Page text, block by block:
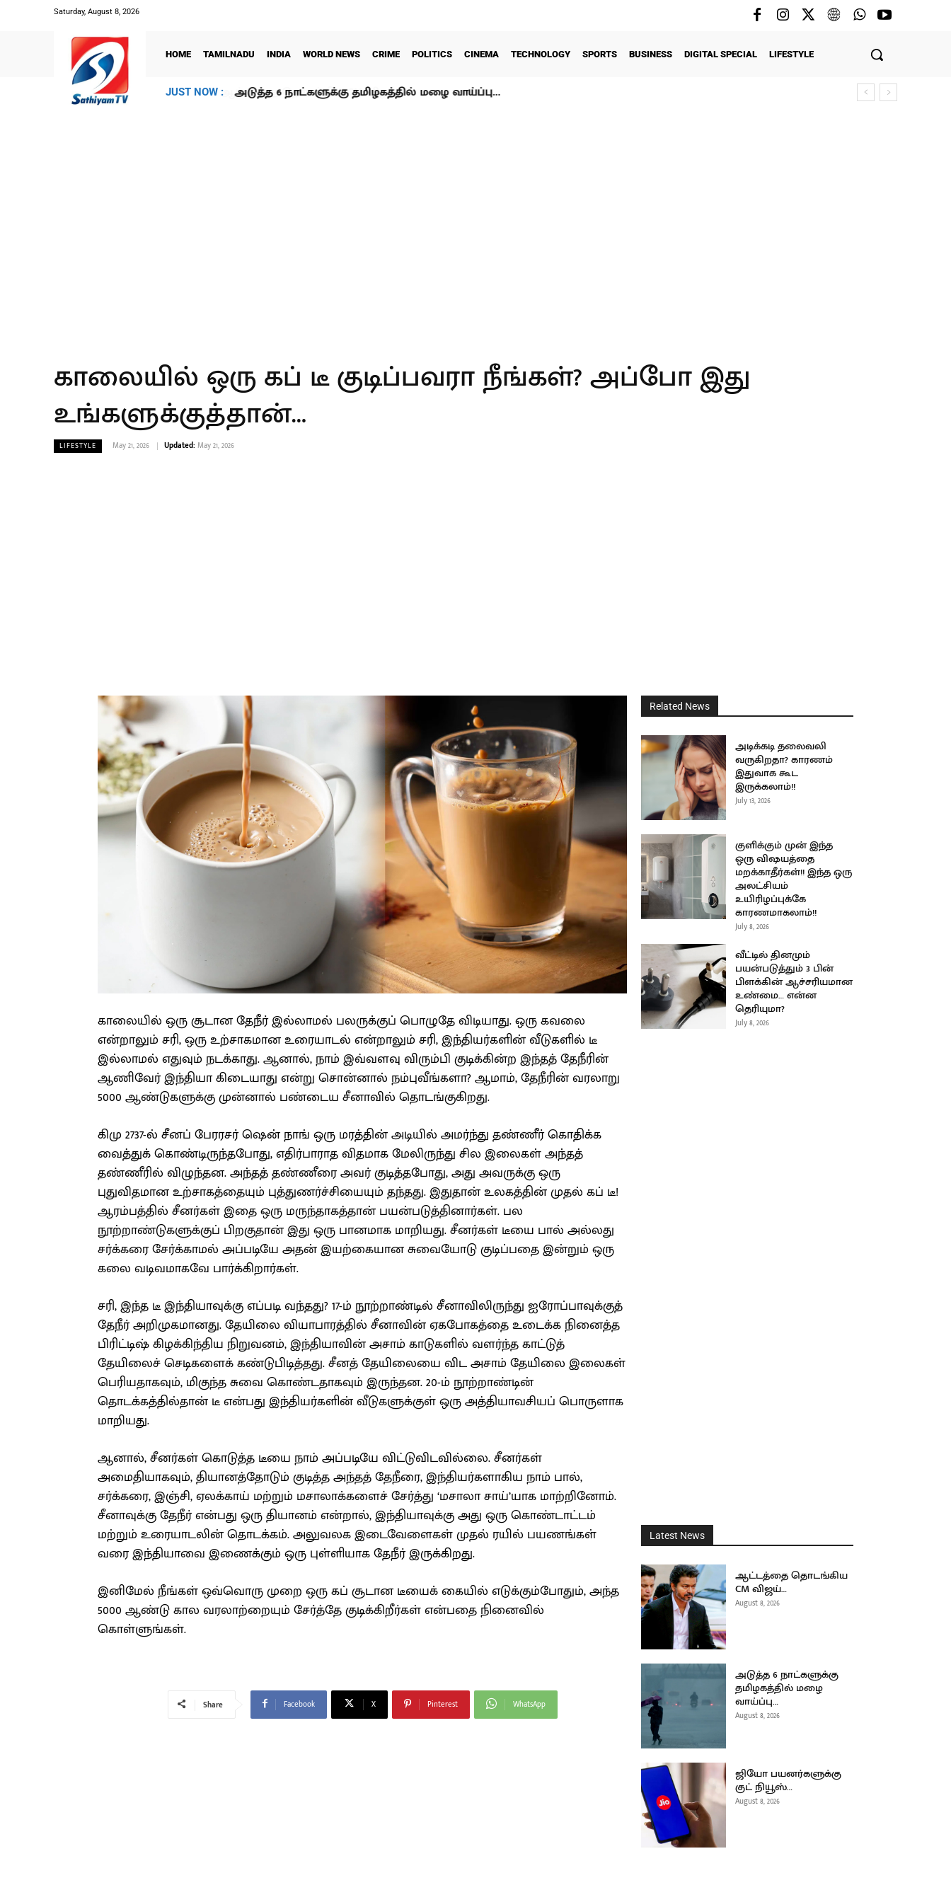
Saturday, August 8, 2026
HOME TAMILNADU INDIA WORLD NEWS CRIME POLITICS CINEMA TECHNOLOGY SPORTS BUSINESS DIGITAL SPECIAL LIFESTYLE
JUST NOW : அடுத்த 6 நாட்களுக்கு தமிழகத்தில் மழை வாய்ப்பு…
காலையில் ஒரு கப் டீ குடிப்பவரா நீங்கள்? அப்போ இது
உங்களுக்குத்தான்…
LIFESTYLE May 21, 2026 Updated: May 21, 2026
காலையில் ஒரு சூடான தேநீர் இல்லாமல் பலருக்குப் பொழுதே விடியாது. ஒரு கவலை
என்றாலும் சரி, ஒரு உற்சாகமான உரையாடல் என்றாலும் சரி, இந்தியர்களின் வீடுகளில் டீ
இல்லாமல் எதுவும் நடக்காது. ஆனால், நாம் இவ்வளவு விரும்பி குடிக்கின்ற இந்தத் தேநீரின்
ஆணிவேர் இந்தியா கிடையாது என்று சொன்னால் நம்புவீங்களா? ஆமாம், தேநீரின் வரலாறு
5000 ஆண்டுகளுக்கு முன்னால் பண்டைய சீனாவில் தொடங்குகிறது.
கிமு 2737-ல் சீனப் பேரரசர் ஷென் நாங் ஒரு மரத்தின் அடியில் அமர்ந்து தண்ணீர் கொதிக்க
வைத்துக் கொண்டிருந்தபோது, எதிர்பாராத விதமாக மேலிருந்து சில இலைகள் அந்தத்
தண்ணீரில் விழுந்தன. அந்தத் தண்ணீரை அவர் குடித்தபோது, அது அவருக்கு ஒரு
புதுவிதமான உற்சாகத்தையும் புத்துணர்ச்சியையும் தந்தது. இதுதான் உலகத்தின் முதல் கப் டீ!
ஆரம்பத்தில் சீனர்கள் இதை ஒரு மருந்தாகத்தான் பயன்படுத்தினார்கள். பல
நூற்றாண்டுகளுக்குப் பிறகுதான் இது ஒரு பானமாக மாறியது. சீனர்கள் டீயை பால் அல்லது
சர்க்கரை சேர்க்காமல் அப்படியே அதன் இயற்கையான சுவையோடு குடிப்பதை இன்றும் ஒரு
கலை வடிவமாகவே பார்க்கிறார்கள்.
சரி, இந்த டீ இந்தியாவுக்கு எப்படி வந்தது? 17-ம் நூற்றாண்டில் சீனாவிலிருந்து ஐரோப்பாவுக்குத்
தேநீர் அறிமுகமானது. தேயிலை வியாபாரத்தில் சீனாவின் ஏகபோகத்தை உடைக்க நினைத்த
பிரிட்டிஷ் கிழக்கிந்திய நிறுவனம், இந்தியாவின் அசாம் காடுகளில் வளர்ந்த காட்டுத்
தேயிலைச் செடிகளைக் கண்டுபிடித்தது. சீனத் தேயிலையை விட அசாம் தேயிலை இலைகள்
பெரியதாகவும், மிகுந்த சுவை கொண்டதாகவும் இருந்தன. 20-ம் நூற்றாண்டின்
தொடக்கத்தில்தான் டீ என்பது இந்தியர்களின் வீடுகளுக்குள் ஒரு அத்தியாவசியப் பொருளாக
மாறியது.
ஆனால், சீனர்கள் கொடுத்த டீயை நாம் அப்படியே விட்டுவிடவில்லை. சீனர்கள்
அமைதியாகவும், தியானத்தோடும் குடித்த அந்தத் தேநீரை, இந்தியர்களாகிய நாம் பால்,
சர்க்கரை, இஞ்சி, ஏலக்காய் மற்றும் மசாலாக்களைச் சேர்த்து ‘மசாலா சாய்’யாக மாற்றினோம்.
சீனாவுக்கு தேநீர் என்பது ஒரு தியானம் என்றால், இந்தியாவுக்கு அது ஒரு கொண்டாட்டம்
மற்றும் உரையாடலின் தொடக்கம். அலுவலக இடைவேளைகள் முதல் ரயில் பயணங்கள்
வரை இந்தியாவை இணைக்கும் ஒரு புள்ளியாக தேநீர் இருக்கிறது.
இனிமேல் நீங்கள் ஒவ்வொரு முறை ஒரு கப் சூடான டீயைக் கையில் எடுக்கும்போதும், அந்த
5000 ஆண்டு கால வரலாற்றையும் சேர்த்தே குடிக்கிறீர்கள் என்பதை நினைவில்
கொள்ளுங்கள்.
Share Facebook X Pinterest WhatsApp
Related News
அடிக்கடி தலைவலி
வருகிறதா? காரணம்
இதுவாக கூட
இருக்கலாம்!!
July 13, 2026
குளிக்கும் முன் இந்த
ஒரு விஷயத்தை
மறக்காதீர்கள்!! இந்த ஒரு
அலட்சியம்
உயிரிழப்புக்கே
காரணமாகலாம்!!
July 8, 2026
வீட்டில் தினமும்
பயன்படுத்தும் 3 பின்
பிளக்கின் ஆச்சரியமான
உண்மை… என்ன
தெரியுமா?
July 8, 2026
Latest News
ஆட்டத்தை தொடங்கிய
CM விஜய்…
August 8, 2026
அடுத்த 6 நாட்களுக்கு
தமிழகத்தில் மழை
வாய்ப்பு…
August 8, 2026
ஜியோ பயனர்களுக்கு
குட் நியூஸ்…
August 8, 2026